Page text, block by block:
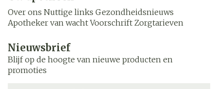
Over ons Nuttige links Gezondheidsnieuws
Apotheker van wacht Voorschrift Zorgtarieven
Nieuwsbrief
Blijf op de hoogte van nieuwe producten en
promoties